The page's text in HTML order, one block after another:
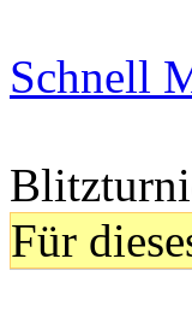
Schnell
Für